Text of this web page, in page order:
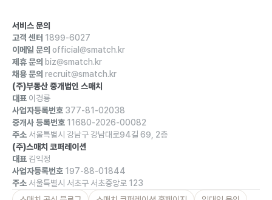
서비스 문의
고객 센터 1899-6027
이메일 문의 official@smatch.kr
제휴 문의 biz@smatch.kr
채용 문의 recruit@smatch.kr
(주)부동산 중개법인 스매치
대표 이경룡
사업자등록번호 377-81-02038
중개사 등록번호 11680-2026-00082
주소 서울특별시 강남구 강남대로94길 69, 2층
(주)스매치 코퍼레이션
대표 김익정
사업자등록번호 197-88-01844
주소 서울특별시 서초구 서초중앙로 123